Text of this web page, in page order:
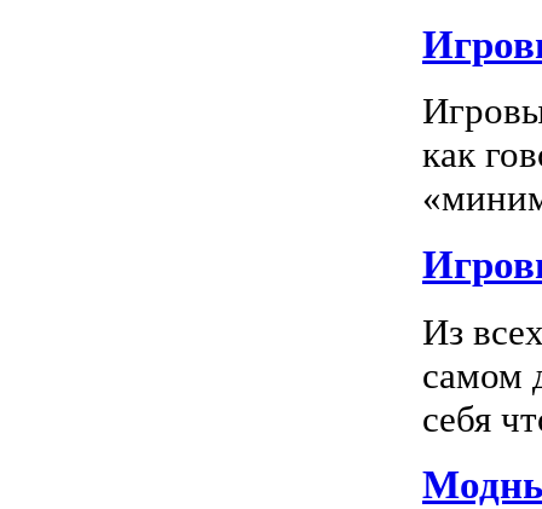
как
Из
самом
себя